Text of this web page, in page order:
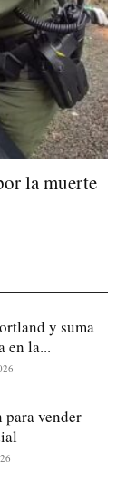
la muerte
y suma
en la...
para vender